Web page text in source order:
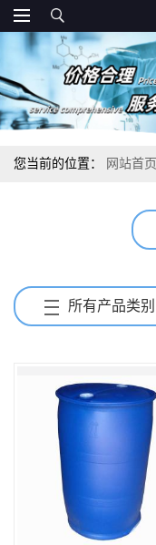
您当前的位置： 网站首页
所有产品类别